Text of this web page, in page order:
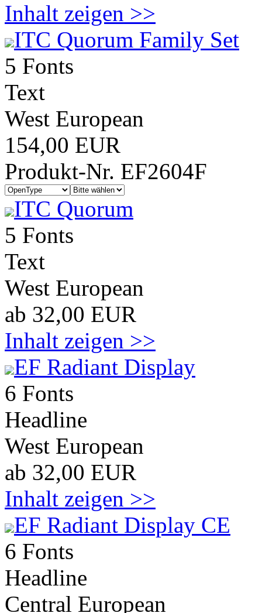
Inhalt zeigen >>
ITC Quorum Family Set
5 Fonts
Text
West European
154,00 EUR
Produkt-Nr. EF2604F
ITC Quorum
5 Fonts
Text
West European
ab 32,00 EUR
Inhalt zeigen >>
EF Radiant Display
6 Fonts
Headline
West European
ab 32,00 EUR
Inhalt zeigen >>
EF Radiant Display CE
6 Fonts
Headline
Central European